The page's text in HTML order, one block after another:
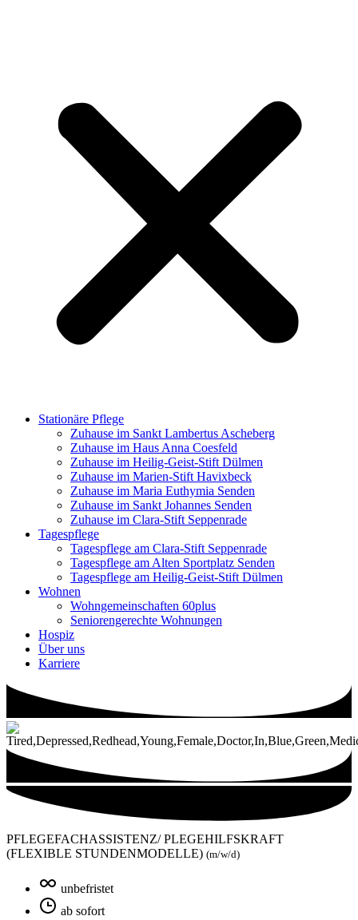
Stationäre Pflege
Zuhause im Sankt Lambertus Ascheberg
Zuhause im Haus Anna Coesfeld
Zuhause im Heilig-Geist-Stift Dülmen
Zuhause im Marien-Stift Havixbeck
Zuhause im Maria Euthymia Senden
Zuhause im Sankt Johannes Senden
Zuhause im Clara-Stift Seppenrade
Tagespflege
Tagespflege am Clara-Stift Seppenrade
Tagespflege am Alten Sportplatz Senden
Tagespflege am Heilig-Geist-Stift Dülmen
Wohnen
Wohngemeinschaften 60plus
Seniorengerechte Wohnungen
Hospiz
Über uns
Karriere
PFLEGEFACHASSISTENZ/ PLEGEHILFSKRAFT
(FLEXIBLE STUNDENMODELLE) (m/w/d)
unbefristet
ab sofort